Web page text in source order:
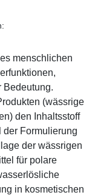
menschlichen
Bedeutung.
(wässrige
den Inhaltsstoff
der Formulierung
der wässrigen
für polare
in kosmetischen